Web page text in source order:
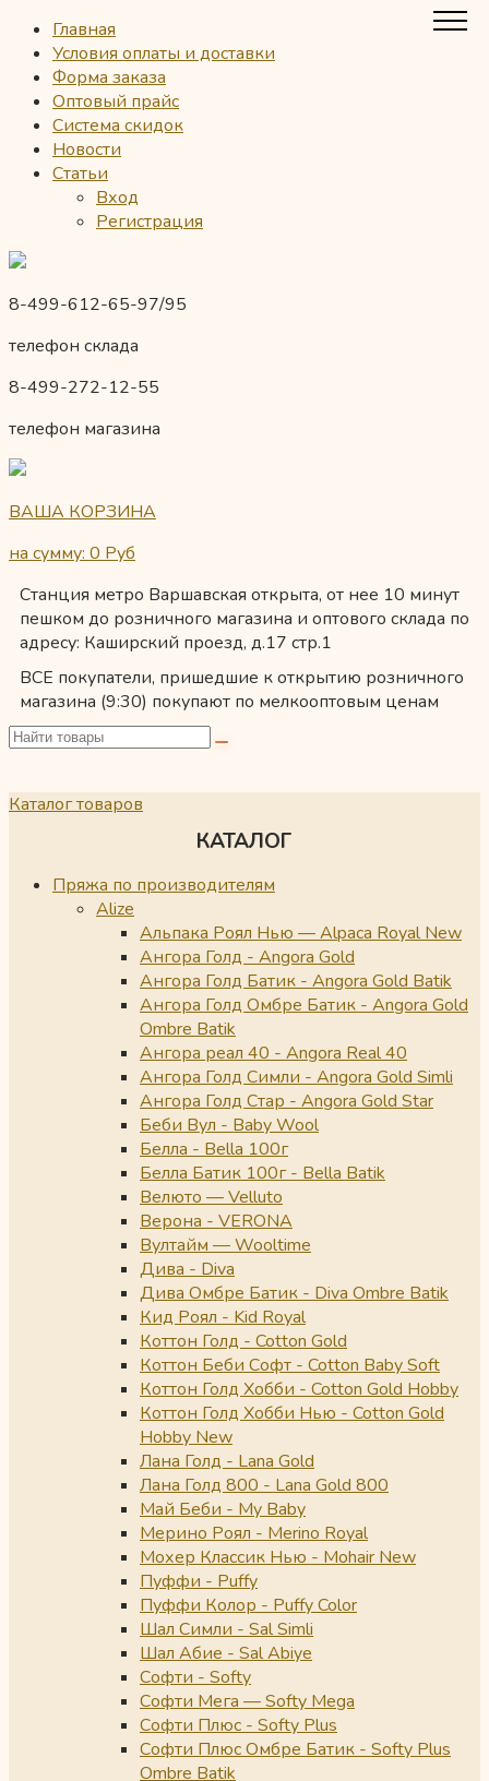
Главная
Условия оплаты и доставки
Форма заказа
Оптовый прайс
Система скидок
Новости
Статьи
Вход
Регистрация
8-499-612-65-97/95
телефон склада
8-499-272-12-55
телефон магазина
ВАША КОРЗИНА
на сумму: 0 Руб
Станция метро Варшавская открыта, от нее 10 минут
пешком до розничного магазина и оптового склада по
адресу: Каширский проезд, д.17 стр.1
ВСЕ покупатели, пришедшие к открытию розничного
магазина (9:30) покупают по мелкооптовым ценам
Каталог товаров
КАТАЛОГ
Пряжа по производителям
Alize
Альпака Роял Нью — Alpaca Royal New
Ангора Голд - Angora Gold
Ангора Голд Батик - Angora Gold Batik
Ангора Голд Омбре Батик - Angora Gold
Ombre Batik
Ангора реал 40 - Angora Real 40
Ангора Голд Симли - Angora Gold Simli
Ангора Голд Стар - Angora Gold Star
Беби Вул - Baby Wool
Белла - Bella 100г
Белла Батик 100г - Bella Batik
Велюто — Velluto
Верона - VERONA
Вултайм — Wooltime
Дива - Diva
Дива Омбре Батик - Diva Ombre Batik
Кид Роял - Kid Royal
Коттон Голд - Cotton Gold
Коттон Беби Софт - Cotton Baby Soft
Коттон Голд Хобби - Cotton Gold Hobby
Коттон Голд Хобби Нью - Cotton Gold
Hobby New
Лана Голд - Lana Gold
Лана Голд 800 - Lana Gold 800
Май Беби - My Baby
Мерино Роял - Merino Royal
Мохер Классик Нью - Mohair New
Пуффи - Puffy
Пуффи Колор - Puffy Color
Шал Симли - Sal Simli
Шал Абие - Sal Abiye
Софти - Softy
Софти Мега — Softy Mega
Софти Плюс - Softy Plus
Софти Плюс Омбре Батик - Softy Plus
Ombre Batik